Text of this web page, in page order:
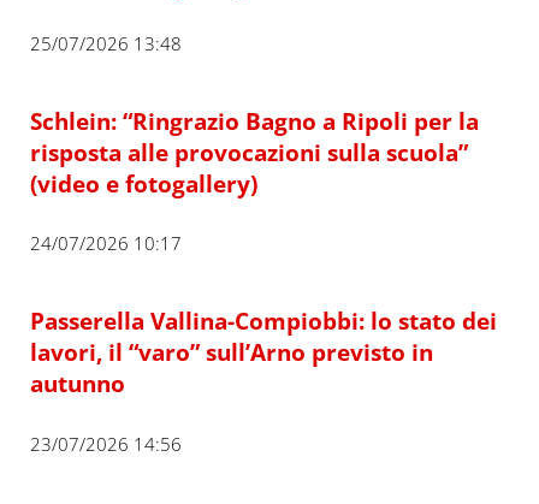
25/07/2026 13:48
Schlein: “Ringrazio Bagno a Ripoli per la
risposta alle provocazioni sulla scuola”
(video e fotogallery)
24/07/2026 10:17
Passerella Vallina-Compiobbi: lo stato dei
lavori, il “varo” sull’Arno previsto in
autunno
23/07/2026 14:56